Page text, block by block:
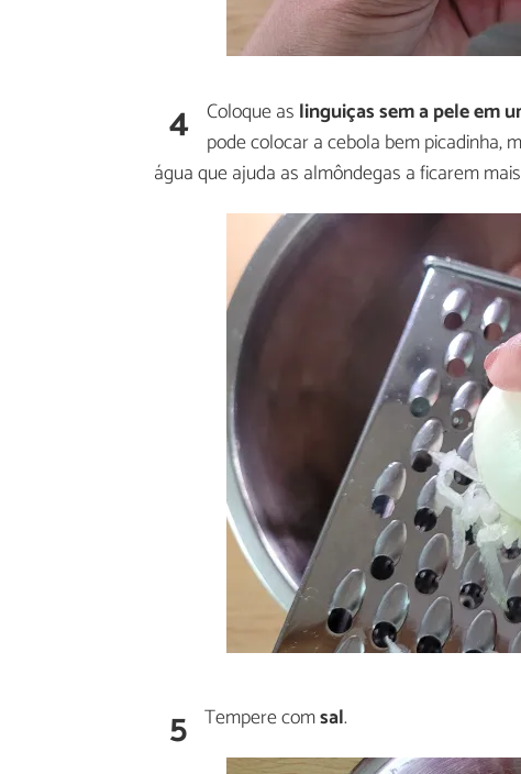
4 Coloque as linguiças sem a pele em
pode colocar a cebola bem picadinha,
água que ajuda as almôndegas a ficarem
5 Tempere comsal.